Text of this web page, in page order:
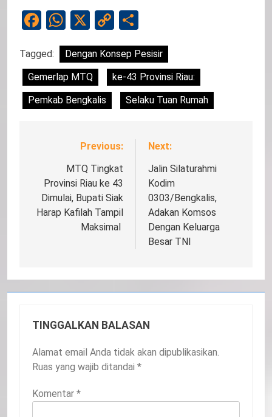
Facebook
WhatsApp
X
Copy
Link
Tagged:
Dengan Konsep Pesisir
Gemerlap MTQ
ke-43 Provinsi Riau:
Pemkab Bengkalis
Selaku Tuan Rumah
NavigasiPrevious:
MTQ Tingkat
Provinsi Riau ke 43
Dimulai, Bupati Siak
Harap Kafilah Tampil
Maksimal
Next:
Jalin Silaturahmi
Kodim
0303/Bengkalis,
Adakan Komsos
Dengan Keluarga
Besar TNI
TINGGALKAN BALASAN
Alamat email Anda tidak akan dipublikasikan.
Ruas yang wajib ditandai *
Komentar *